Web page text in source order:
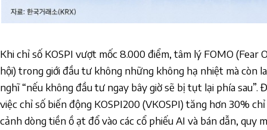
Khi chỉ số KOSPI vượt mốc 8.000 điểm, tâm lý FOMO (Fear
hội) trong giới đầu tư không những không hạ nhiệt mà còn
nghĩ “nếu không đầu tư ngay bây giờ sẽ bị tụt lại phía sau”.
việc chỉ số biến động KOSPI200 (VKOSPI) tăng hơn 30%
cảnh dòng tiền ồ ạt đổ vào các cổ phiếu AI và bán dẫn, quy